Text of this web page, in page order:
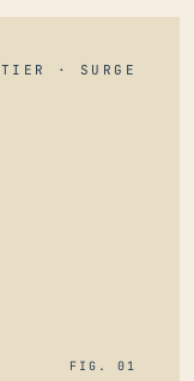
TIER · SURGE
FIG. 01